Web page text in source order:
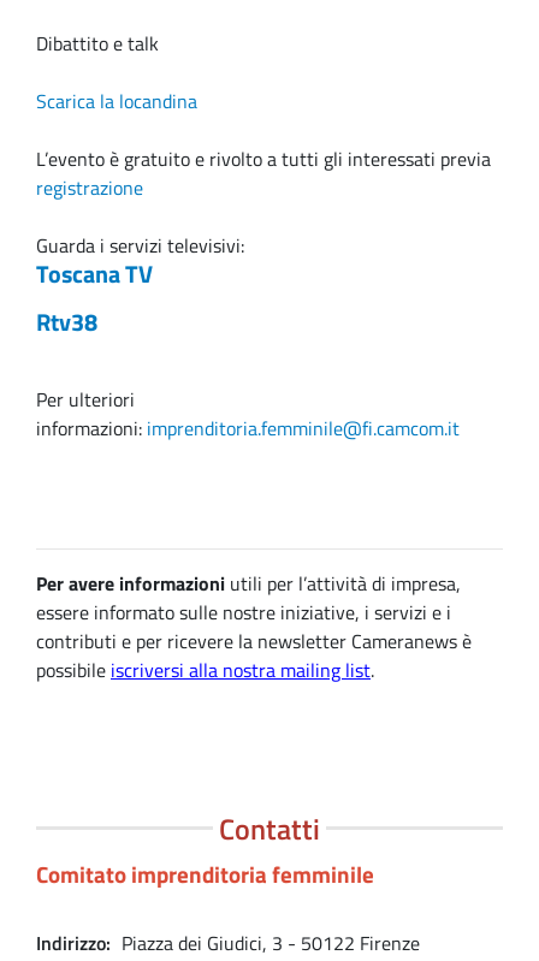
Dibattito e talk
Scarica la locandina
L’evento è gratuito e rivolto a tutti gli interessati previa
registrazione
Guarda i servizi televisivi:
Toscana TV
Rtv38
Per ulteriori
informazioni: imprenditoria.femminile@fi.camcom.it
Per avere informazioni utili per l’attività di impresa,
essere informato sulle nostre iniziative, i servizi e i
contributi e per ricevere la newsletter Cameranews è
possibile iscriversi alla nostra mailing list.
Contatti
Comitato imprenditoria femminile
Indirizzo Piazza dei Giudici, 3 - 50122 Firenze